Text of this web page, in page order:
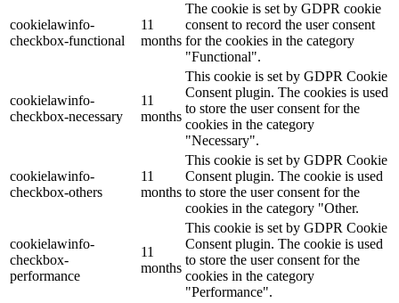
cookielawinfo-
checkbox-functional
11
months
The cookie is set by GDPR cookie
consent to record the user consent
for the cookies in the category
"Functional".
cookielawinfo-
checkbox-necessary
11
months
This cookie is set by GDPR Cookie
Consent plugin. The cookies is used
to store the user consent for the
cookies in the category
"Necessary".
cookielawinfo-
checkbox-others
11
months
This cookie is set by GDPR Cookie
Consent plugin. The cookie is used
to store the user consent for the
cookies in the category "Other.
cookielawinfo-
checkbox-
performance
11
months
This cookie is set by GDPR Cookie
Consent plugin. The cookie is used
to store the user consent for the
cookies in the category
"Performance".